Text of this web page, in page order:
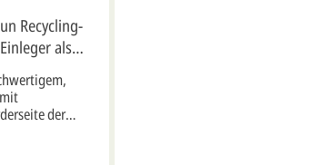
Recycling-
als
der